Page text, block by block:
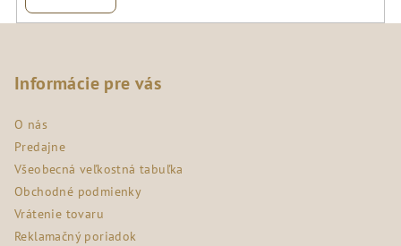
Informácie pre vás
O nás
Predajne
Všeobecná veľkostná tabuľka
Obchodné podmienky
Vrátenie tovaru
Reklamačný poriadok